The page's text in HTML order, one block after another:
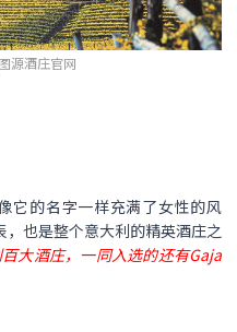
源酒庄官网
它的名字一样充满了女性的风
也是整个意大利的精英酒庄之
大酒庄，一同入选的还有Gaja